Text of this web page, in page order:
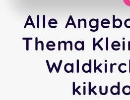
Alle
Thema